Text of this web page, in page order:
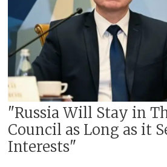
"Russia Will Stay in
Council as Long as it
Interests"